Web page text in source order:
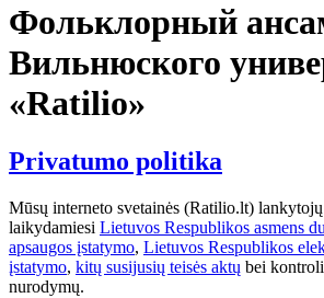
Фольклорный
Вильнюского
«Ratilio»
Privatumo politika
Mūsų interneto svetainės (Ratilio.lt)
laikydamiesi Lietuvos Respublikos asmens
apsaugos įstatymo, Lietuvos Respublikos
įstatymo, kitų susijusių teisės aktų bei
nurodymų.